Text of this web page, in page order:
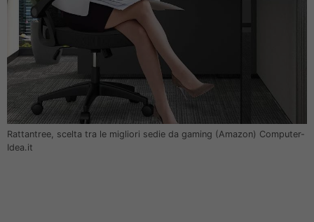
Rattantree, scelta tra le migliori sedie da gaming (Amazon) Computer-
Idea.it